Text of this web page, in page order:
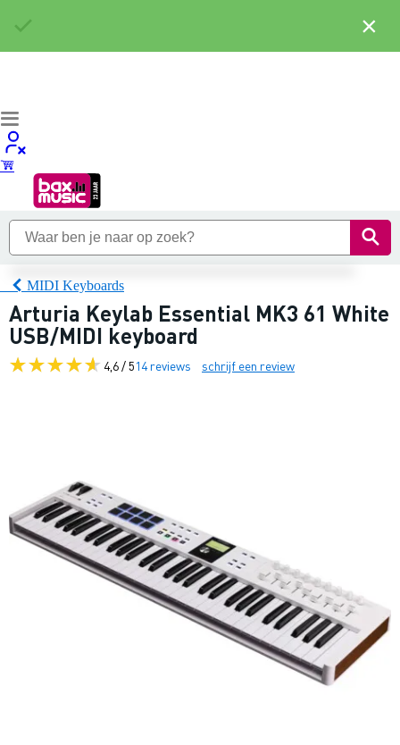
MIDI Keyboards
Arturia Keylab Essential MK3 61 White
USB/MIDI keyboard
4,6 / 514 reviews schrijf een review
×